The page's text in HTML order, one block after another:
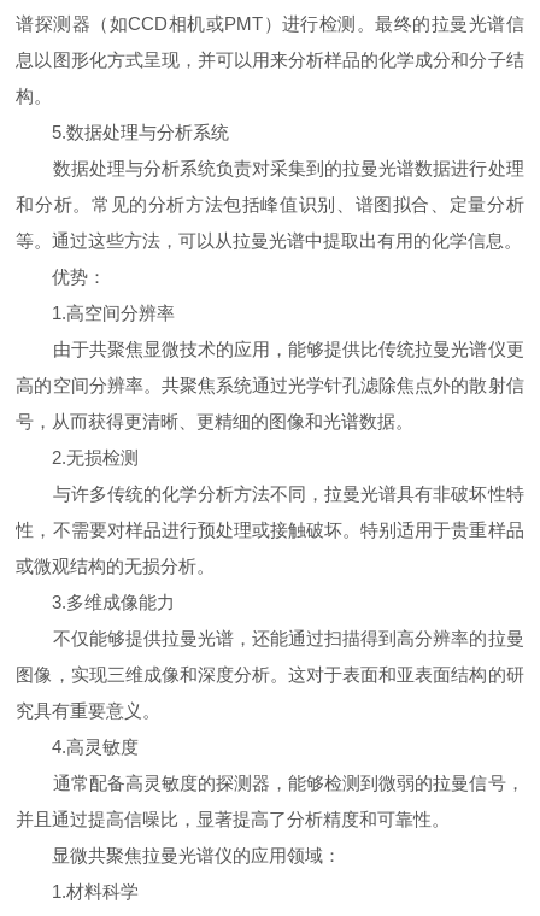
谱探测器（如CCD相机或PMT）进行检测。最终的拉曼光谱信
息以图形化方式呈现，并可以用来分析样品的化学成分和分子结
构。
5.数据处理与分析系统
数据处理与分析系统负责对采集到的拉曼光谱数据进行处理
和分析。常见的分析方法包括峰值识别、谱图拟合、定量分析
等。通过这些方法，可以从拉曼光谱中提取出有用的化学信息。
优势：
1.高空间分辨率
由于共聚焦显微技术的应用，能够提供比传统拉曼光谱仪更
高的空间分辨率。共聚焦系统通过光学针孔滤除焦点外的散射信
号，从而获得更清晰、更精细的图像和光谱数据。
2.无损检测
与许多传统的化学分析方法不同，拉曼光谱具有非破坏性特
性，不需要对样品进行预处理或接触破坏。特别适用于贵重样品
或微观结构的无损分析。
3.多维成像能力
不仅能够提供拉曼光谱，还能通过扫描得到高分辨率的拉曼
图像，实现三维成像和深度分析。这对于表面和亚表面结构的研
究具有重要意义。
4.高灵敏度
通常配备高灵敏度的探测器，能够检测到微弱的拉曼信号，
并且通过提高信噪比，显著提高了分析精度和可靠性。
显微共聚焦拉曼光谱仪的应用领域：
1.材料科学